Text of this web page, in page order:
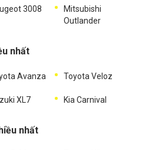
3008
Mitsubishi
Outlander
nhất
Avanza Toyota Veloz
XL7 Kia Carnival
nhất